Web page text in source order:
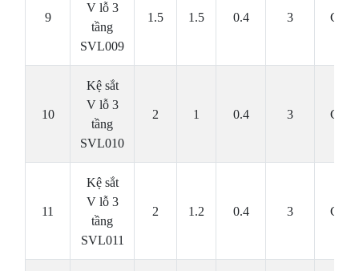
9
V lỗ 3
tầng
SVL009
1.5 1.5 0.4 3 Cái
10
Kệ sắt
V lỗ 3
tầng
SVL010
2 1 0.4 3 Cái
11
Kệ sắt
V lỗ 3
tầng
SVL011
2 1.2 0.4 3 Cái